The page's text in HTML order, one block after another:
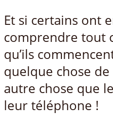
Et si certains ont
comprendre tout
qu’ils
quelque chose
autre chose que
leur téléphone !